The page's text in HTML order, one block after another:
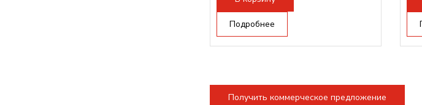
Подробнее
Получить коммерческое предложение